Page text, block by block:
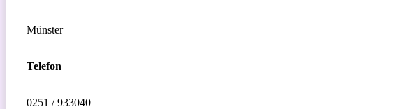
Münster
Telefon
0251 / 933040